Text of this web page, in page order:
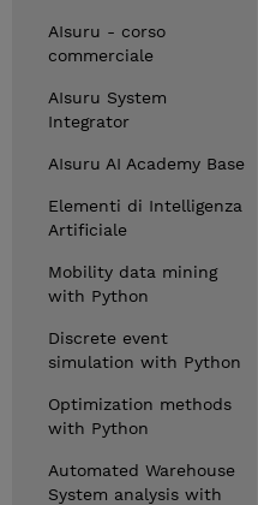
AIsuru - corso
commerciale
AIsuru System
Integrator
AIsuru AI Academy Base
Elementi di Intelligenza
Artificiale
Mobility data mining
with Python
Discrete event
simulation with Python
Optimization methods
with Python
Automated Warehouse
System analysis with